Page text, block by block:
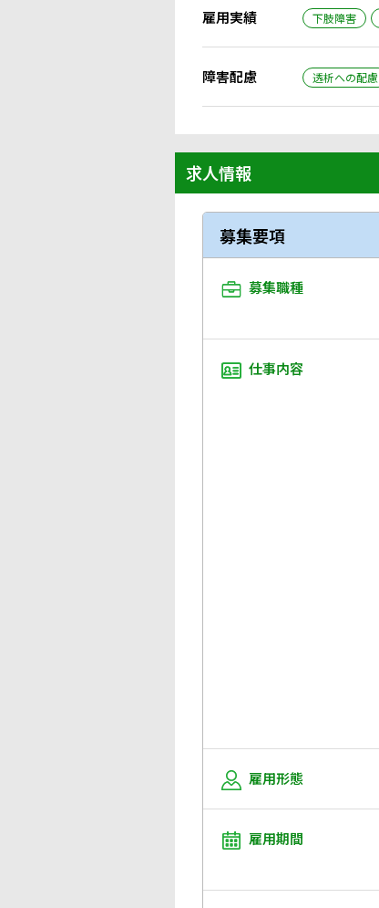
雇用実績 下肢障害
障害配慮 透析への配慮
求人情報
募集要項
募集職種
仕事内容
雇用形態
雇用期間